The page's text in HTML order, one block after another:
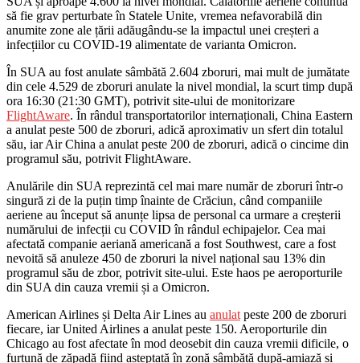
să fie grav perturbate în Statele Unite, vremea nefavorabilă din
anumite zone ale țării adăugându-se la impactul unei creșteri a
infecțiilor cu COVID-19 alimentate de varianta Omicron.
În SUA au fost anulate sâmbătă 2.604 zboruri, mai mult de jumătate
din cele 4.529 de zboruri anulate la nivel mondial, la scurt timp după
ora 16:30 (21:30 GMT), potrivit site-ului de monitorizare
FlightAware. În rândul transportatorilor internaționali, China Eastern
a anulat peste 500 de zboruri, adică aproximativ un sfert din totalul
său, iar Air China a anulat peste 200 de zboruri, adică o cincime din
programul său, potrivit FlightAware.
Anulările din SUA reprezintă cel mai mare număr de zboruri într-o
singură zi de la puțin timp înainte de Crăciun, când companiile
aeriene au început să anunțe lipsa de personal ca urmare a creșterii
numărului de infecții cu COVID în rândul echipajelor. Cea mai
afectată companie aeriană americană a fost Southwest, care a fost
nevoită să anuleze 450 de zboruri la nivel național sau 13% din
programul său de zbor, potrivit site-ului. Este haos pe aeroporturile
din SUA din cauza vremii și a Omicron.
American Airlines și Delta Air Lines au anulat peste 200 de zboruri
fiecare, iar United Airlines a anulat peste 150. Aeroporturile din
Chicago au fost afectate în mod deosebit din cauza vremii dificile, o
furtună de zăpadă fiind așteptată în zonă sâmbătă după-amiază și